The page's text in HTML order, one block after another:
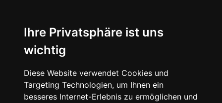
Ihre Privatsphäre ist uns
wichtig
Diese Website verwendet Cookies und
Targeting Technologien, um Ihnen ein
besseres Internet-Erlebnis zu ermöglichen und